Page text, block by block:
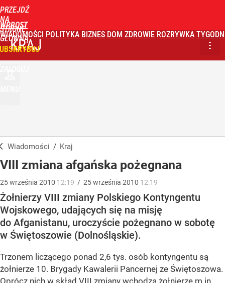
PRZEJDŹ
NA
STRONĘ
GŁÓWNĄ
WPROST
WIADOMOŚCI POLITYKA BIZNES DOM ZDROWIE ROZRYWKA
KRAJ
Wiadomości / Kraj
VIII zmiana afgańska pożegnana
25września 2010 12:19 / 25września 2010 12:19
Żołnierzy VIII zmiany Polskiego Kontyngentu
Wojskowego, udających się na misję
do Afganistanu, uroczyście pożegnano w sobotę
w Świętoszowie (Dolnośląskie).
Trzonem liczącego ponad 2,6 tys. osób kontyngentu są
żołnierze 10. Brygady Kawalerii Pancernej ze Świętoszowa.